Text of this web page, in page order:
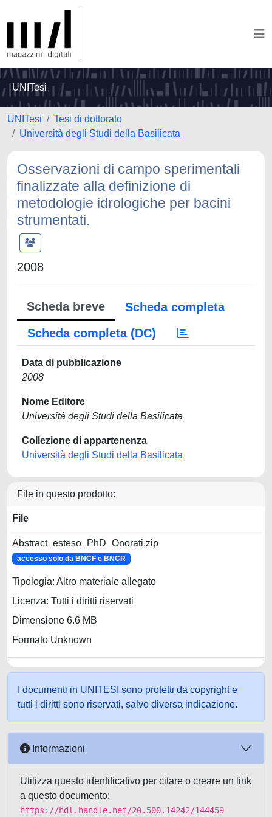
UNITesi
UNITesi
Tesi di dottorato
Università degli Studi della Basilicata
Osservazioni di campo sperimentali
finalizzate alla definizione di
metodologie idrologiche per bacini
strumentati.
2008
Scheda breve
Scheda completa
Scheda completa (DC)
Data di pubblicazione
2008
Nome Editore
Università degli Studi della Basilicata
Collezione di appartenenza
Università degli Studi della Basilicata
File in questo prodotto:
File
Abstract_esteso_PhD_Onorati.zip
accesso solo da BNCF e BNCR
Tipologia: Altro materiale allegato
Licenza: Tutti i diritti riservati
Dimensione 6.6 MB
Formato Unknown
I documenti in UNITESI sono protetti da copyright e
tutti i diritti sono riservati, salvo diversa indicazione.
Informazioni
Utilizza questo identificativo per citare o creare un link
a questo documento:
https://hdl.handle.net/20.500.14242/144459